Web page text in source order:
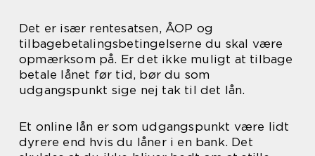
Det er især rentesatsen, ÅOP og
tilbagebetalingsbetingelserne du skal være
opmærksom på. Er det ikke muligt at tilbage
betale lånet før tid, bør du som
udgangspunkt sige nej tak til det lån.
Et online lån er som udgangspunkt være lidt
dyrere end hvis du låner i en bank. Det